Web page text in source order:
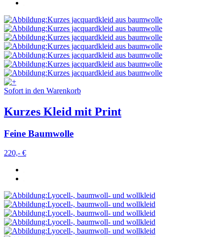
Sofort in den Warenkorb
Kurzes Kleid mit Print
Feine Baumwolle
220,- €